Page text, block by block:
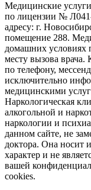
Медицинские
по лицензии №
адресу: г.
помещение 288.
домашних условиях
месту вызова врача.
по телефону,
исключительно
медицинскими
Наркологическая
алкогольной и
наркологии и
данном сайте, не
доктора. Она носит
характер и не
вашей
cookies.